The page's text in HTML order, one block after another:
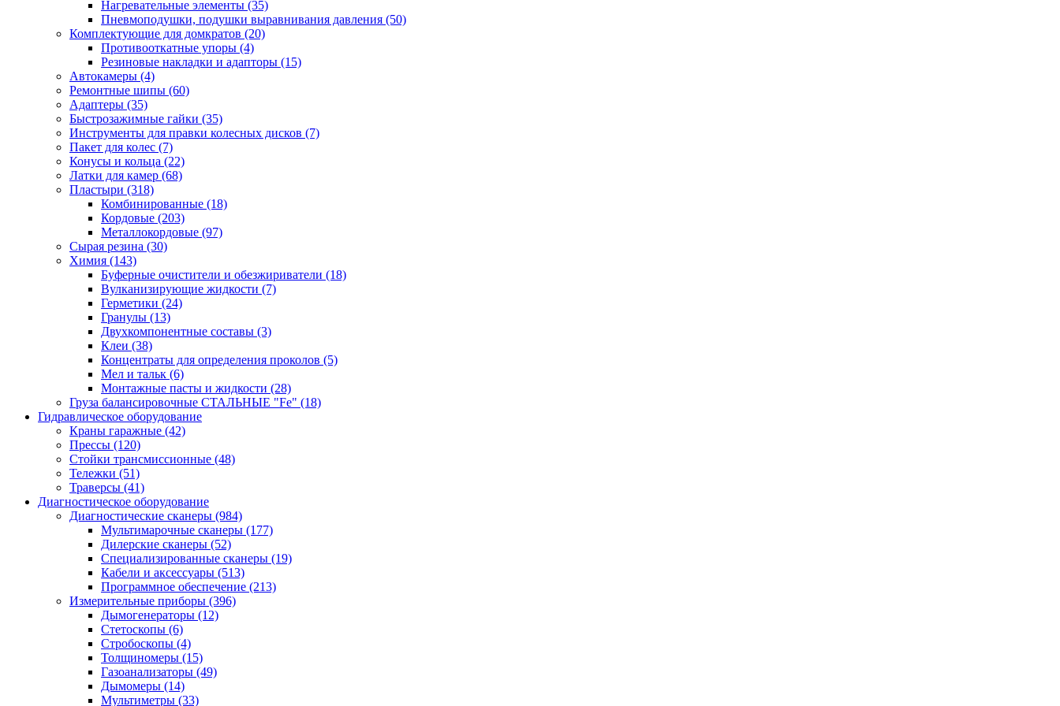
Нагревательные элементы (35)
Пневмоподушки, подушки выравнивания давления (50)
Комплектующие для домкратов (20)
Противооткатные упоры (4)
Резиновые накладки и адапторы (15)
Автокамеры (4)
Ремонтные шипы (60)
Адаптеры (35)
Быстрозажимные гайки (35)
Инструменты для правки колесных дисков (7)
Пакет для колес (7)
Конусы и кольца (22)
Латки для камер (68)
Пластыри (318)
Комбинированные (18)
Кордовые (203)
Металлокордовые (97)
Сырая резина (30)
Химия (143)
Буферные очистители и обезжириватели (18)
Вулканизирующие жидкости (7)
Герметики (24)
Гранулы (13)
Двухкомпонентные составы (3)
Клеи (38)
Концентраты для определения проколов (5)
Мел и тальк (6)
Монтажные пасты и жидкости (28)
Груза балансировочные СТАЛЬНЫЕ "Fe" (18)
Гидравлическое оборудование
Краны гаражные (42)
Прессы (120)
Стойки трансмиссионные (48)
Тележки (51)
Траверсы (41)
Диагностическое оборудование
Диагностические сканеры (984)
Мультимарочные сканеры (177)
Дилерские сканеры (52)
Специализированные сканеры (19)
Кабели и аксессуары (513)
Программное обеспечение (213)
Измерительные приборы (396)
Дымогенераторы (12)
Стетоскопы (6)
Стробоскопы (4)
Толщиномеры (15)
Газоанализаторы (49)
Дымомеры (14)
Мультиметры (33)